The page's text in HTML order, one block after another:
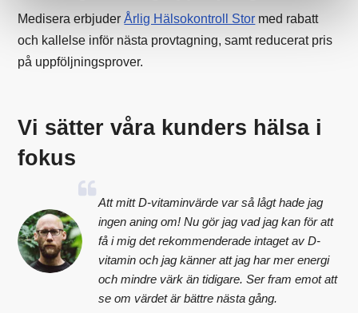
Medisera erbjuderÅrlig Hälsokontroll Stor med rabatt
och kallelse inför nästa provtagning, samt reducerat pris
på uppföljningsprover.
Vi sätter våra kunders hälsa i
fokus
Att mitt D-vitaminvärde var så lågt hade jag
ingen aning om! Nu gör jag vad jag kan för att
få i mig det rekommenderade intaget av D-
vitamin och jag känner att jag har mer energi
och mindre värk än tidigare. Ser fram emot att
se om värdet är bättre nästa gång.